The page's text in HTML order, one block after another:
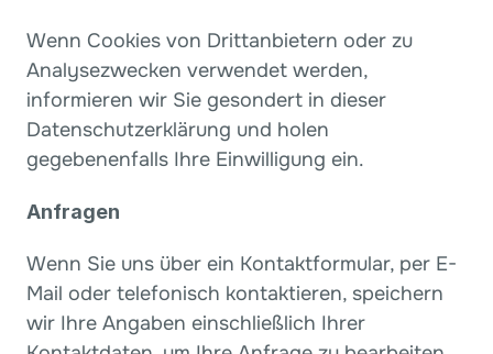
Wenn Cookies von Drittanbietern oder zu
Analysezwecken verwendet werden,
informieren wir Sie gesondert in dieser
Datenschutzerklärung und holen
gegebenenfalls Ihre Einwilligung ein.
Anfragen
Wenn Sie uns über ein Kontaktformular, per E-
Mail oder telefonisch kontaktieren, speichern
wir Ihre Angaben einschließlich Ihrer